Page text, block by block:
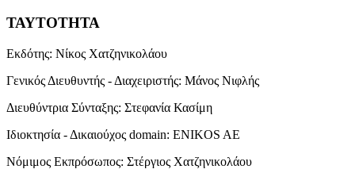
ΤΑΥΤΟΤΗΤΑ
Εκδότης: Νίκος Χατζηνικολάου
Γενικός Διευθυντής - Διαχειριστής: Μάνος Νιφλής
Διευθύντρια Σύνταξης: Στεφανία Κασίμη
Ιδιοκτησία - Δικαιούχος domain: ENIKOS AE
Νόμιμος Εκπρόσωπος: Στέργιος Χατζηνικολάου